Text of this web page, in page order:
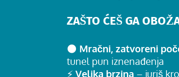
ZAŠTO ĆEŠ GA
🌑 Mračni, zatvoreni
tunel pun iznenađenja
⚡ Velika brzina – juriš